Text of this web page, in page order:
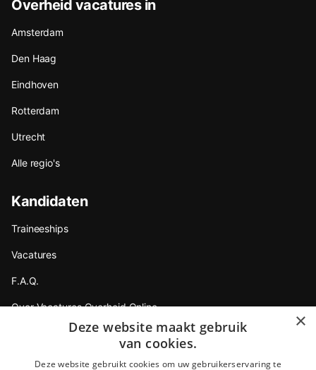
Overheid vacatures in
Amsterdam
Den Haag
Eindhoven
Rotterdam
Utrecht
Alle regio's
Kandidaten
Traineeships
Vacatures
F.A.Q.
Over Vacatures Overheid Online
YoungCapital IOS App
YoungCapital Android App
×
Deze website maakt gebruik
van cookies.
Deze website gebruikt cookies om uw gebruikerservaring te